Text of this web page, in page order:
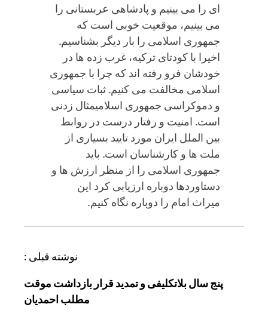
ای را می بینیم و پادشاهی عربستانی را
می بینیم، موقعیت خوبی است که
جمهوری اسلامی را بار دیگر بشناسیم.
اخیرا با کودتای ترکیه، غرب زده ها در
خودشان فرو رفته اند که چرا با جمهوری
اسلامی مخالفت می کنیم. ثبات سیاسی
و دموکراسی جمهوری اسلامیمثال زدنی
است. امنیت و رفتار درست در روابط
بین الملل ایران مورد تایید بسیاری از
ملت ها و کارشناسان است. باید
جمهوری اسلامی را از منظر ارزش ها و
دستاوردها دوباره ارزیابی کرد این
میراث امام را دوباره نگاه کنیم.
نوشته قبلی :
پنج سال بلاتکلیفی و تمدید قرار بازداشت موقت
مطلب احمدیان